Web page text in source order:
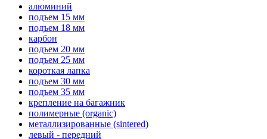
алюминий
подъем 15 мм
подъем 18 мм
карбон
подъем 20 мм
подъем 25 мм
короткая лапка
подъем 30 мм
подъем 35 мм
крепление на багажник
полимерные (organic)
металлизированные (sintered)
левый - передний